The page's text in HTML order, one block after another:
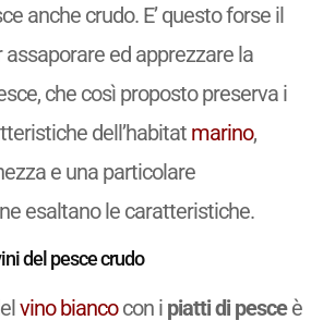
anche crudo. E’ questo forse il
ed apprezzare la
che così proposto preserva i
dell’habitat marino,
e una particolare
esaltano le caratteristiche.
del pesce crudo
vino biancocon i piatti di pesceè